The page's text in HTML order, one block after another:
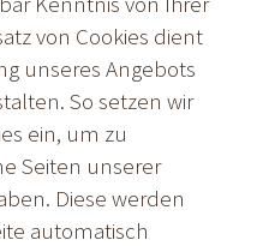
von Cookies dient
unseres Angebots
So setzen wir
ein, um zu
Seiten unserer
Diese werden
automatisch